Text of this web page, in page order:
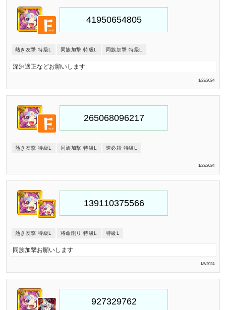
熱き友撃 特級L 同族加撃 特級L 同族加撃 特級L
深淵適正などお願いします
1/23/2024
熱き友撃 特級L 同族加撃 特級L 速必殺 特級L
1/23/2024
熱き友撃 特級L 将命削り 特級L 特級L
同族加撃お願いします
1/5/2024